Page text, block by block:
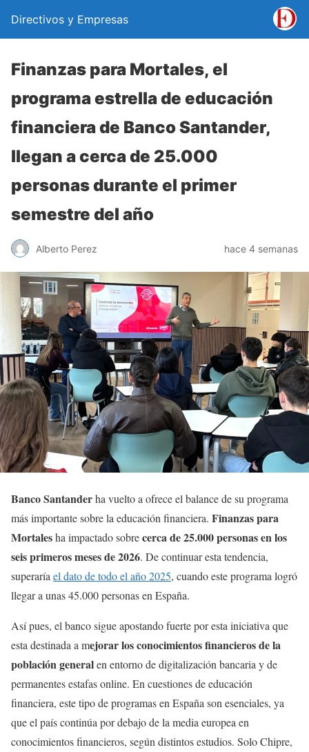
Directivos y Empresas
Finanzas para Mortales, el
programa estrella de educación
financiera de Banco Santander,
llegan a cerca de 25.000
personas durante el primer
semestre del año
Alberto Perez hace 4 semanas
Banco Santanderha vuelto a ofrece el balance de su programa
más importante sobre la educación financiera. Finanzas para
Mortalesha impactado sobrecerca de 25.000 personas en los
seis primeros meses de 2026. De continuar esta tendencia,
superaría el dato de todo el año 2025, cuando este programa logró
llegar a unas 45.000 personas en España.
Así pues, el banco sigue apostando fuerte por esta iniciativa que
esta destinada a mejorar los conocimientos financieros de la
población generalen entorno de digitalización bancaria y de
permanentes estafas online. En cuestiones de educación
financiera, este tipo de programas en España son esenciales, ya
que el país continúa por debajo de la media europea en
conocimientos financieros, según distintos estudios. Solo Chipre,